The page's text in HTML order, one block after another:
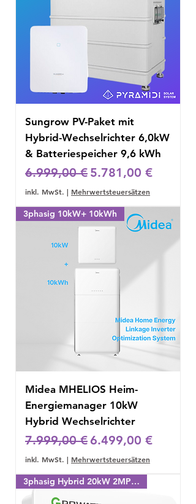
Sungrow PV-Paket mit
Hybrid-Wechselrichter 6,0kW
& Batteriespeicher 9,6 kWh
Standardpreis
6.999,00 € Sale-Preis
5.781,00 €
inkl. MwSt. | Mehrwertsteuersätzen
3phasig 10kW+ 10kWh
Midea MHELIOS Heim-
Energiemanager 10kW
Hybrid Wechselrichter
Standardpreis
7.999,00 € Sale-Preis
6.499,00 €
inkl. MwSt. | Mehrwertsteuersätzen
3phasig Hybrid 20kW 2MPPT